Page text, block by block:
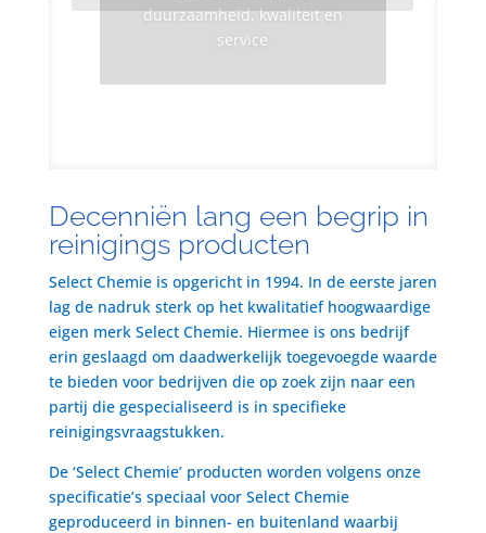
duurzaamheid, kwaliteit en
service
Decenniën lang een begrip in
reinigings producten
Select Chemie is opgericht in 1994. In de eerste jaren
lag de nadruk sterk op het kwalitatief hoogwaardige
eigen merk Select Chemie. Hiermee is ons bedrijf
erin geslaagd om daadwerkelijk toegevoegde waarde
te bieden voor bedrijven die op zoek zijn naar een
partij die gespecialiseerd is in specifieke
reinigingsvraagstukken.
De ‘Select Chemie’ producten worden volgens onze
specificatie’s speciaal voor Select Chemie
geproduceerd in binnen- en buitenland waarbij